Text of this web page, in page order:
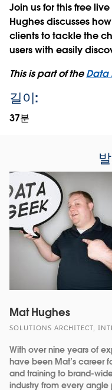
Join us for this free
Hughes discusses
clients to tackle the
users with easily
This is part of theData
길이:
37분
Mat Hughes
SOLUTIONS ARCHITECT,
With over nine years of
have been Mat’s career
and training to brand-
industry from every angle